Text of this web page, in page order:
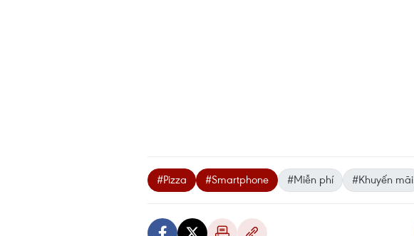
#Pizza #Smartphone #Miễn phí #Khuyến mãi